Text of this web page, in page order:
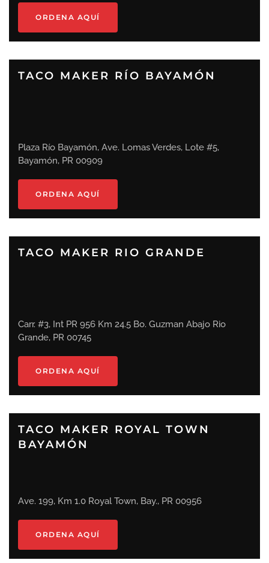
ORDENA AQUÍ
TACO MAKER RÍO BAYAMÓN
Plaza Río Bayamón, Ave. Lomas Verdes, Lote #5,
Bayamón, PR 00909
ORDENA AQUÍ
TACO MAKER RIO GRANDE
Carr. #3, Int PR 956 Km 24.5 Bo. Guzman Abajo Rio
Grande, PR 00745
ORDENA AQUÍ
TACO MAKER ROYAL TOWN
BAYAMÓN
Ave. 199, Km 1.0 Royal Town, Bay., PR 00956
ORDENA AQUÍ